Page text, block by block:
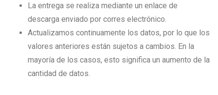
La entrega se realiza mediante un enlace de
descarga enviado por corres electrónico.
Actualizamos continuamente los datos, por lo que los
valores anteriores están sujetos a cambios. En la
mayoría de los casos, esto significa un aumento de la
cantidad de datos.